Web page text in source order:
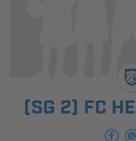
INFOTHEK
(SG 2) FC